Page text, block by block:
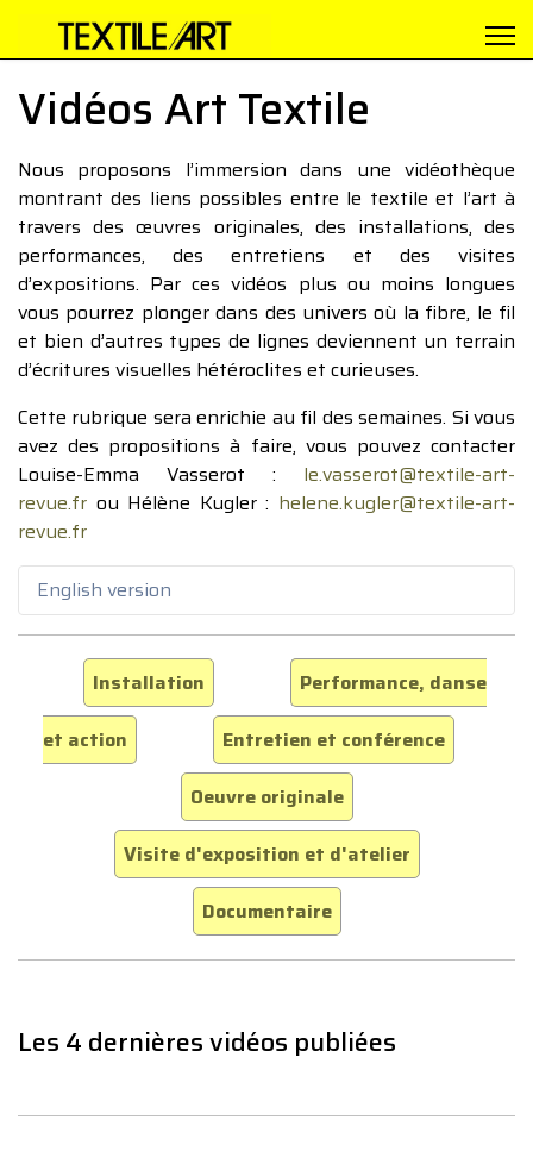
Vidéos Art Textile
Nous proposons l’immersion dans une vidéothèque
montrant des liens possibles entre le textile et l’art à
travers des œuvres originales, des installations, des
performances, des entretiens et des visites
d’expositions. Par ces vidéos plus ou moins longues
vous pourrez plonger dans des univers où la fibre, le fil
et bien d’autres types de lignes deviennent un terrain
d’écritures visuelles hétéroclites et curieuses.
Cette rubrique sera enrichie au fil des semaines. Si vous
avez des propositions à faire, vous pouvez contacter
Louise-Emma Vasserot : le.vasserot@textile-art-
revue.fr ou Hélène Kugler : helene.kugler@textile-art-
revue.fr
English version
Installation
Performance, danse
et action
Entretien et conférence
Oeuvre originale
Visite d'exposition et d'atelier
Documentaire
Les 4 dernières vidéos publiées